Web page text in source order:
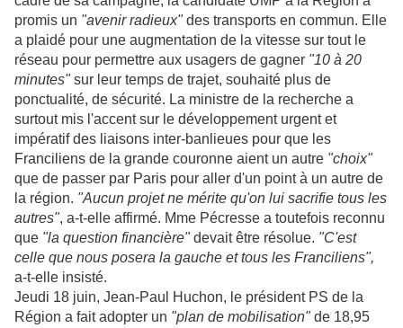
promis un "avenir radieux"des transports en commun. Elle
a plaidé pour une augmentation de la vitesse sur tout le
réseau pour permettre aux usagers de gagner "10 à 20
minutes"sur leur temps de trajet, souhaité plus de
ponctualité, de sécurité. La ministre de la recherche a
surtout mis l'accent sur le développement urgent et
impératif des liaisons inter-banlieues pour que les
Franciliens de la grande couronne aient un autre "choix"
que de passer par Paris pour aller d'un point à un autre de
la région. "Aucun projet ne mérite qu'on lui sacrifie tous les
autres", a-t-elle affirmé. Mme Pécresse a toutefois reconnu
que "la question financière"devait être résolue. "C'est
celle que nous posera la gauche et tous les Franciliens",
a-t-elle insisté.
Jeudi 18 juin, Jean-Paul Huchon, le président PS de la
Région a fait adopter un "plan de mobilisation"de 18,95